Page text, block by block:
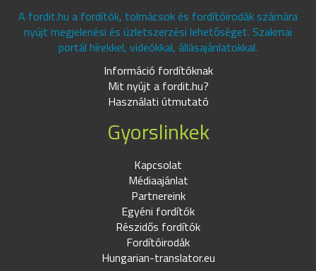
A fordit.hu a fordítók, tolmácsok és fordítóirodák számára
nyújt megjelenési és üzletszerzési lehetőséget. Szakmai
portál hírekkel, videókkal, állásajánlatokkal.
Információ fordítóknak
Mit nyújt a fordit.hu?
Használati útmutató
Gyorslinkek
Kapcsolat
Médiaajánlat
Partnereink
Egyéni fordítók
Részidős fordítók
Fordítóirodák
Hungarian-translator.eu